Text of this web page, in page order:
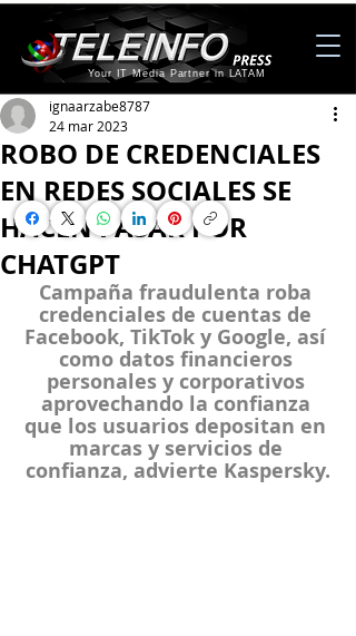
Your IT Media Partner in LATAM
ROBO DE CREDENCIALES
EN REDES SOCIALES SE
HACEN PASAR POR
CHATGPT
ignaarzabe8787
24 mar 2023
Campaña fraudulenta roba
credenciales de cuentas de
Facebook, TikTok y Google, así
como datos financieros
personales y corporativos
aprovechando la confianza
que los usuarios depositan en
marcas y servicios de
confianza, advierte Kaspersky.